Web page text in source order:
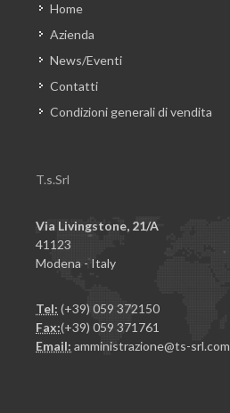
Home
Azienda
News/Eventi
Contatti
Condizioni generali di vendita
T.s.Srl
Via Livingstone, 21/A
41123
Modena - Italy
Tel: (+39) 059 372150
Fax:(+39) 059 371761
Email: amministrazione@ts-srl.com